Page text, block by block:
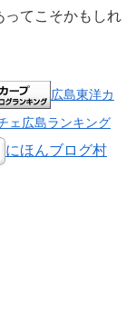
ってこそかもしれ
広島東洋カ
ェ広島ランキング
にほんブログ村